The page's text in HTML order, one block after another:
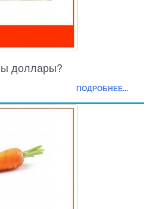
доллары?
ПОДРОБНЕЕ...